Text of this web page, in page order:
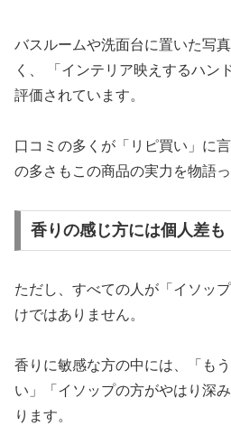
バスルームや洗面台に置いた写
く、 「インテリア映えするハン
評価されています。
口コミの多くが「リピ買い」に
の多さもこの商品の実力を物語っ
香りの感じ方には個人差も
ただし、すべての人が「イソッ
けではありません。
香りに敏感な方の中には、「も
い」「イソップの方がやはり深
ります。